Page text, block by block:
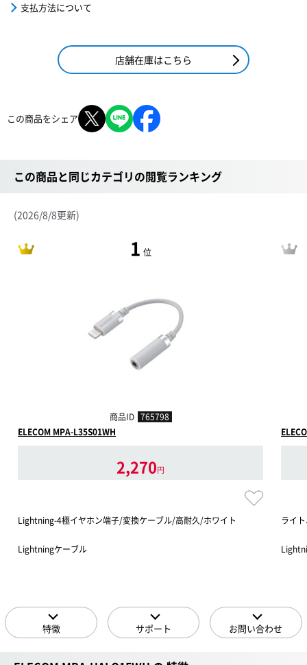
支払方法について
店舗在庫はこちら
この商品をシェア
この商品と同じカテゴリの閲覧ランキング
(2026/8/8更新)
1 位
商品ID 765798
ELECOM MPA-L35S01WH
2,270円
Lightning-4極イヤホン端子/変換ケーブル/高耐久/ホワイト
Lightningケーブル
ライ
特徴 サポート お問い合わせ